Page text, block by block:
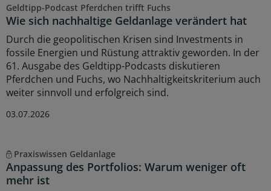
Geldtipp-Podcast Pferdchen trifft Fuchs
Wie sich nachhaltige Geldanlage verändert hat
Durch die geopolitischen Krisen sind Investments in
fossile Energien und Rüstung attraktiv geworden. In der
61. Ausgabe des Geldtipp-Podcasts diskutieren
Pferdchen und Fuchs, wo Nachhaltigkeitskriterium auch
weiter sinnvoll und erfolgreich sind.
03.07.2026
Praxiswissen Geldanlage
Anpassung des Portfolios: Warum weniger oft
mehr ist